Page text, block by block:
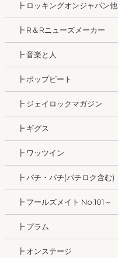
┣ ロッキングオンジャパン他
┣ R＆Rニューズメーカー
┣ 音楽と人
┣ ポップビート
┣ ジェイロックマガジン
┣ ギグス
┣ ワッツイン
┣ パチ・パチ(パチロク含む)
┣ フールズメイト No.101～
┣ プラム
┣ オンステージ